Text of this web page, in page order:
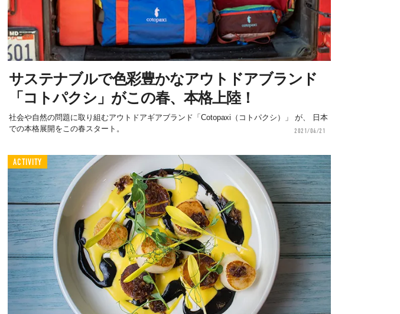
サステナブルで色彩豊かなアウトドアブランド
「コトパクシ」がこの春、本格上陸！
社会や自然の問題に取り組むアウトドアギアブランド「Cotopaxi（コトパクシ）」 が、 日本
での本格展開をこの春スタート。
2021/04/21
ACTIVITY